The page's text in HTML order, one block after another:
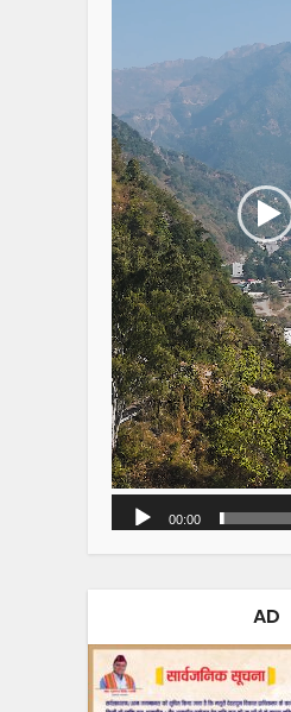
00:00
AD